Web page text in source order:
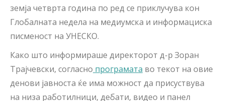
земја четврта година по ред се приклучува кон
Глобалната недела на медиумска и информациска
писменост на УНЕСКО.
Како што информираше директорот д-р Зоран
Трајчевски, согласно програмата во текот на овие
денови јавноста ќе има можност да присуствува
на низа работилници, дебати, видео и панел